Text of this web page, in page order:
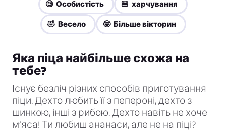
🧐 Особистість 🍔 харчування
🤣 Весело 🤓 Більше вікторин
Яка піца найбільше схожа на
тебе?
Існує безліч різних способів приготування
піци. Дехто любить її з пепероні, дехто з
шинкою, інші з рибою. Дехто навіть не хоче
м’яса! Ти любиш ананаси, але не на піці?